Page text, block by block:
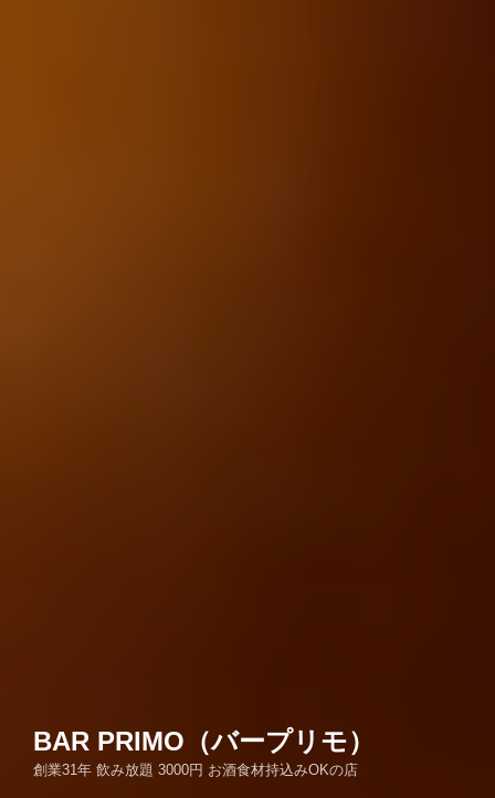
BAR PRIMO（バープリモ）
創業31年 飲み放題 3000円 お酒食材持込みOKの店